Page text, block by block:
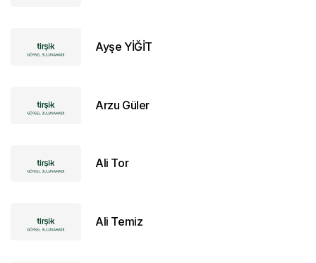
Ayşe YİĞİT
Arzu Güler
Ali Tor
Ali Temiz